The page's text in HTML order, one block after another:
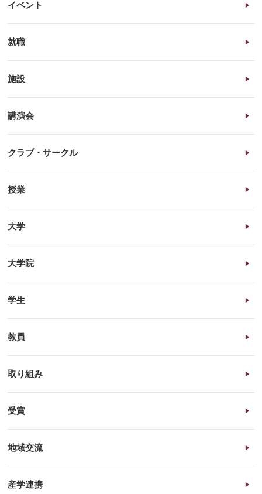
イベント
就職
施設
講演会
クラブ・サークル
授業
大学
大学院
学生
教員
取り組み
受賞
地域交流
産学連携